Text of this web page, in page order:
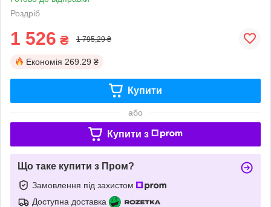
Роздріб
1 526 ₴ 1 795,29 ₴
Економія 269.29 ₴
Купити
або
Купити з
Що таке купити з Пром?
Замовлення під захистом
Доступна доставка